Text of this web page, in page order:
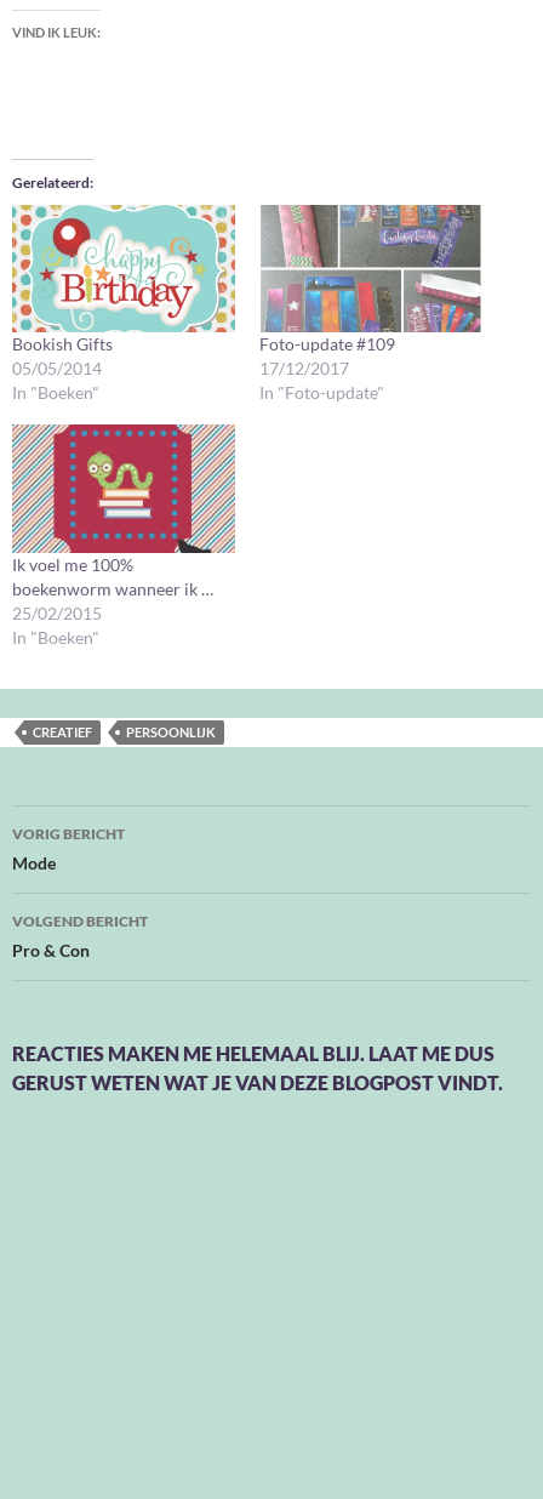
VIND IK LEUK:
Gerelateerd
Bookish Gifts
05/05/2014
In "Boeken"
Foto-update #109
17/12/2017
In "Foto-update"
Ik voel me 100%
boekenworm wanneer ik …
25/02/2015
In "Boeken"
CREATIEF PERSOONLIJK
Bericht
navigatie
VORIG BERICHT
Mode
VOLGEND BERICHT
Pro & Con
REACTIES MAKEN ME HELEMAAL BLIJ. LAAT ME DUS
GERUST WETEN WAT JE VAN DEZE BLOGPOST VINDT.